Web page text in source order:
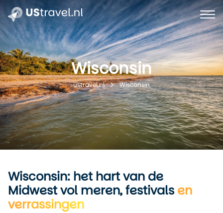
Wisconsin
ustravel.nl Wisconsin
Wisconsin: het hart van de
Midwest vol meren, festivalsen
verrassingen